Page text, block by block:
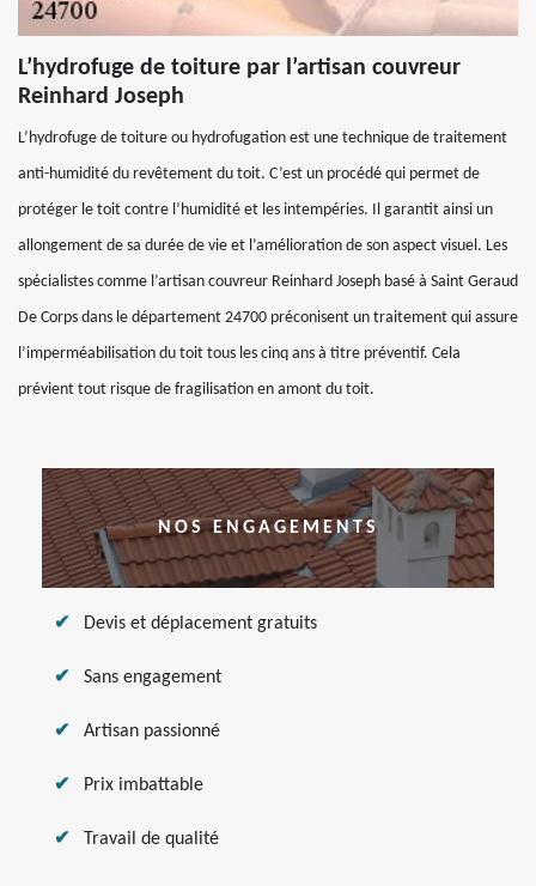
L’hydrofuge de toiture par l’artisan couvreur
Reinhard Joseph
L’hydrofuge de toiture ou hydrofugation est une technique de traitement
anti-humidité du revêtement du toit. C’est un procédé qui permet de
protéger le toit contre l’humidité et les intempéries. Il garantit ainsi un
allongement de sa durée de vie et l’amélioration de son aspect visuel. Les
spécialistes comme l’artisan couvreur Reinhard Joseph basé à Saint Geraud
De Corps dans le département 24700 préconisent un traitement qui assure
l’imperméabilisation du toit tous les cinq ans à titre préventif. Cela
prévient tout risque de fragilisation en amont du toit.
NOS ENGAGEMENTS
Devis et déplacement gratuits
Sans engagement
Artisan passionné
Prix imbattable
Travail de qualité